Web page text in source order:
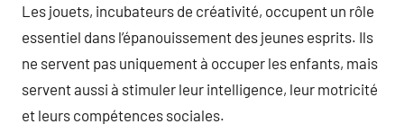
Les jouets, incubateurs de créativité, occupent un rôle
essentiel dans l’épanouissement des jeunes esprits. Ils
ne servent pas uniquement à occuper les enfants, mais
servent aussi à stimuler leur intelligence, leur motricité
et leurs compétences sociales.